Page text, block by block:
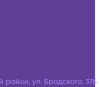
район, ул. Бродского, 37Б